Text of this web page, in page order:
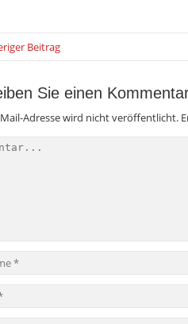
Beitrag
Sie einen
Mail-Adresse wird nicht veröffentlicht.